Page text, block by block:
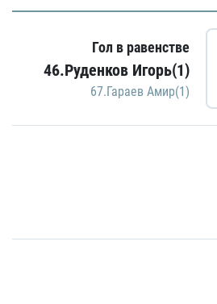
Гол в равенстве
46.Руденков Игорь(1)
67.Гараев Амир(1)